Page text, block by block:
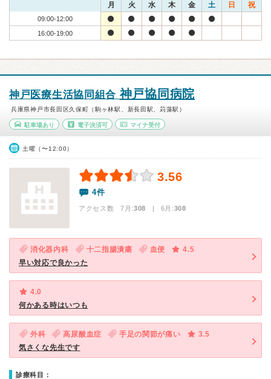
月 火 水 木 金 土 日 祝
09:00-12:00
16:00-19:00
神戸医療生活協同組合神戸協同病院
兵庫県神戸市長田区久保町（駒ヶ林駅、新長田駅、苅藻駅）
駐車場あり 電子決済可 マイナ受付
土曜（〜12:00）
3.56
4件
アクセス数 7月:308 | 6月:308
消化器内科 十二指腸潰瘍 血便
4.5
早い対応で良かった
4.0
何かある時はいつも
外科 高尿酸血症 手足の関節が痛い
3.5
気さくな先生です
診療科目：